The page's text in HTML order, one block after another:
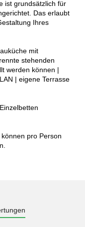
ist grundsätzlich für
Das erlaubt
Ihres
mit
stehenden
werden können |
| eigene Terrasse
pro Person